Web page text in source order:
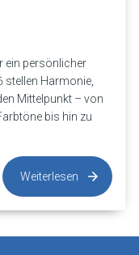
ein persönlicher
stellen Harmonie,
Mittelpunkt – von
bis hin zu
Weiterlesen